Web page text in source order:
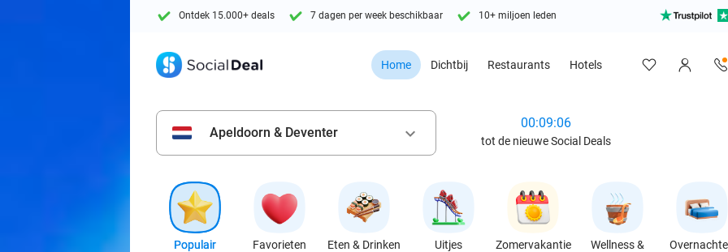
Ontdek 15.000+ deals 7 dagen per week beschikbaar 10+ miljoen leden
Home Dichtbij Restaurants Hotels
Apeldoorn & Deventer keyboard_arrow_down
00:09:04
tot de nieuwe Social Deals
Populair Favorieten Eten & Drinken Uitjes Zomervakantie
Wellness &